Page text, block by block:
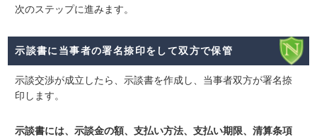
次のステップに進みます。
示談書に当事者の署名捺印をして双方で保管
示談交渉が成立したら、示談書を作成し、当事者双方が署名捺
印します。
示談書には、示談金の額、支払い方法、支払い期限、清算条項